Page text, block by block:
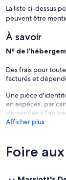
La liste ci-dessus
peuvent être
À savoir
Nº de
Des frais pour
facturés et
Une pièce
en espèces, par
demandés à
Afficher plus
Foire